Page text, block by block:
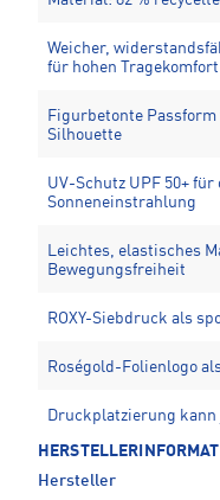
Weicher,
für hohen Tragekomfort
Figurbetonte
Silhouette
UV-Schutz UPF 50+
Sonneneinstrahlung
Leichtes, elastisches
Bewegungsfreiheit
ROXY-Siebdruck als
Roségold-Folienlogo
Druckplatzierung
Hersteller